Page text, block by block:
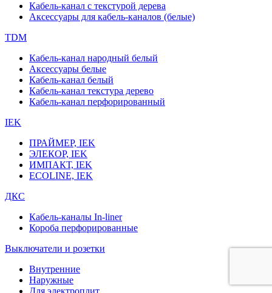
Кабель-канал с текстурой дерева
Аксессуары для кабель-каналов (белые)
TDM
Кабель-канал народный белый
Аксессуары белые
Кабель-канал белый
Кабель-канал текстура дерево
Кабель-канал перфорированный
IEK
ПРАЙМЕР, IEK
ЭЛЕКОР, IEK
ИМПАКТ, IEK
ECOLINE, IEK
ДКС
Кабель-каналы In-liner
Короба перфорированные
Выключатели и розетки
Внутренние
Наружные
Для электроплит